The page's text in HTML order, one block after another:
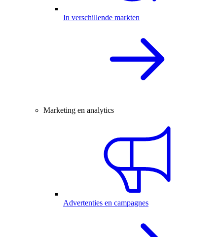
In verschillende markten
Marketing en analytics
Advertenties en campagnes